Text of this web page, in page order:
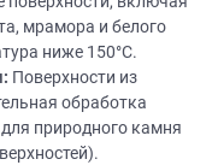
мрамора и белого
ниже 150°C.
Поверхности из
обработка
природного камня